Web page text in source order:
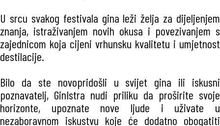
U srcu svakog festivala gina leži želja za dijeljenjem
znanja, istraživanjem novih okusa i povezivanjem s
zajednicom koja cijeni vrhunsku kvalitetu i umjetnost
destilacije.
Bilo da ste novopridošli u svijet gina ili iskusni
poznavatelj, GinIstra nudi priliku da proširite svoje
horizonte, upoznate nove ljude i uživate u
nezaboravnom iskustvu koje će dodatno obogatiti